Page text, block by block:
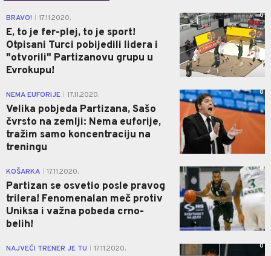
BRAVO! 17.11.2020.
E, to je fer-plej, to je sport!
Otpisani Turci pobijedili lidera i
"otvorili" Partizanovu grupu u
Evrokupu!
0
NEMA EUFORIJE 17.11.2020.
Velika pobjeda Partizana, Sašo
čvrsto na zemlji: Nema euforije,
tražim samo koncentraciju na
treningu
0
KOŠARKA 17.11.2020.
Partizan se osvetio posle pravog
trilera! Fenomenalan meč protiv
Uniksa i važna pobeda crno-
belih!
0
NAJVEĆI TRENER JE TU 17.11.2020. 0